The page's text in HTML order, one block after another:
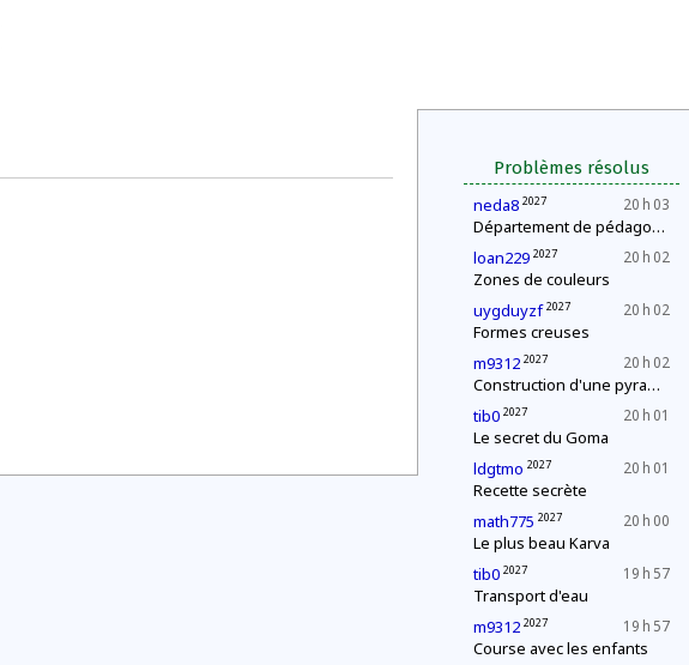
Problèmes résolus
20 h 03
neda8 2027
Département de pédagogie : le « c'est plus, c'est moins »
20 h 02
loan229 2027
Zones de couleurs
20 h 02
uygduyzf 2027
Formes creuses
20 h 02
m9312 2027
Construction d'une pyramide
20 h 01
tib0 2027
Le secret du Goma
20 h 01
ldgtmo 2027
Recette secrète
20 h 00
math775 2027
Le plus beau Karva
19 h 57
tib0 2027
Transport d'eau
19 h 57
m9312 2027
Course avec les enfants